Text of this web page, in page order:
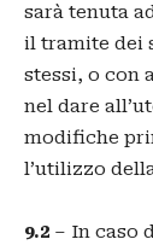
sarà tenuta
il tramite dei
stessi, o con
nel dare
modifiche
l’utilizzo
9.2 – In caso